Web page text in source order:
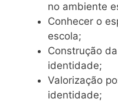
no ambiente
Conhecer o
escola;
Construção
identidade;
Valorização
identidade;